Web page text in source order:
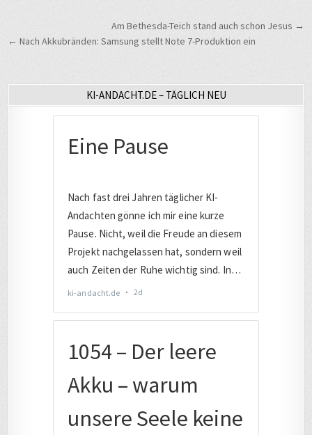
BeitragsnavigationAm Bethesda-Teich stand auch schon Jesus →
← Nach Akkubränden: Samsung stellt Note 7-Produktion ein
KI-ANDACHT.DE – TÄGLICH NEU